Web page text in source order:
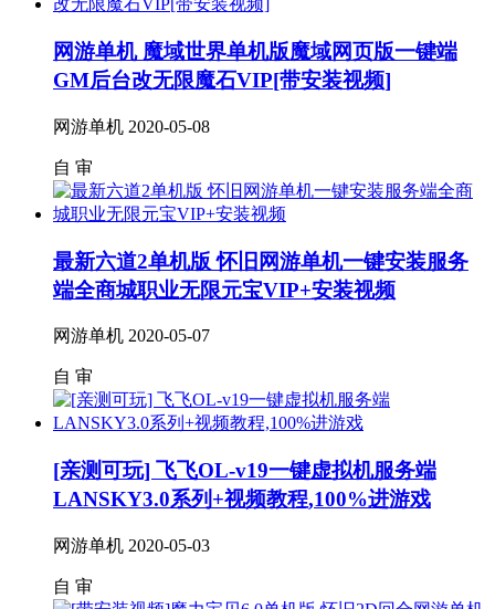
网游单机 魔域世界单机版魔域网页版一键端
GM后台改无限魔石VIP[带安装视频]
网游单机 2020-05-08
自 审
最新六道2单机版 怀旧网游单机一键安装服务
端全商城职业无限元宝VIP+安装视频
网游单机 2020-05-07
自 审
[亲测可玩] 飞飞OL-v19一键虚拟机服务端
LANSKY3.0系列+视频教程,100%进游戏
网游单机 2020-05-03
自 审